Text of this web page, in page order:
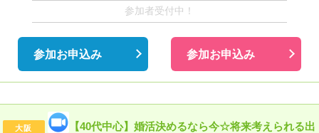
参加者受付中！
参加お申込み 参加お申込み
大阪
【40代中心】婚活決めるなら今☆将来考えられる出